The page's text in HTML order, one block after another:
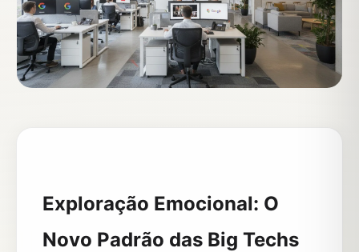
Exploração Emocional: O
Novo Padrão das Big Techs